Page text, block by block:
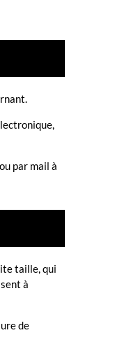
par mail à
taille, qui
à
de